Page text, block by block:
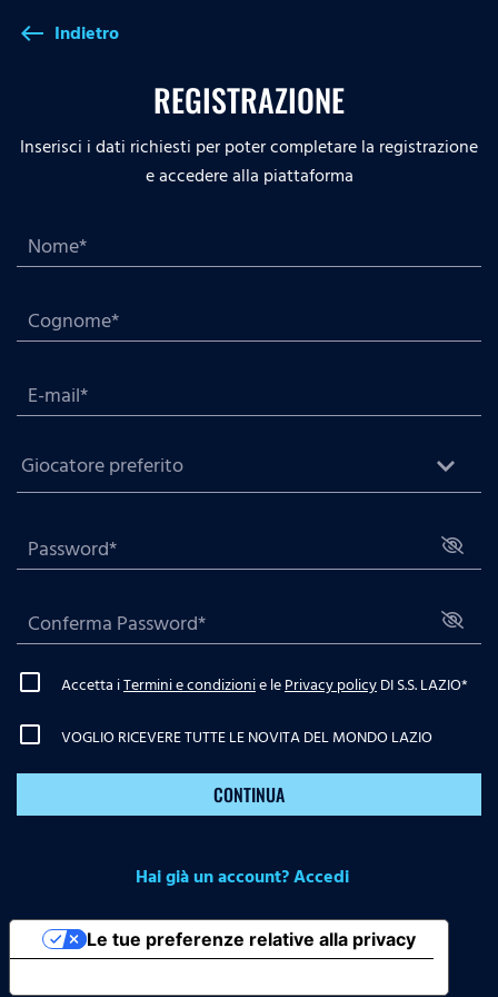
west Indietro
REGISTRAZIONE
Inserisci i dati richiesti per poter completare la registrazione
e accedere alla piattaforma
Accetta iTermini e condizionie lePrivacy policyDI S.S. LAZIO*
VOGLIO RICEVERE TUTTE LE NOVITA DEL MONDO LAZIO
CONTINUA
Hai già un account? Accedi
Le tue preferenze relative alla privacy